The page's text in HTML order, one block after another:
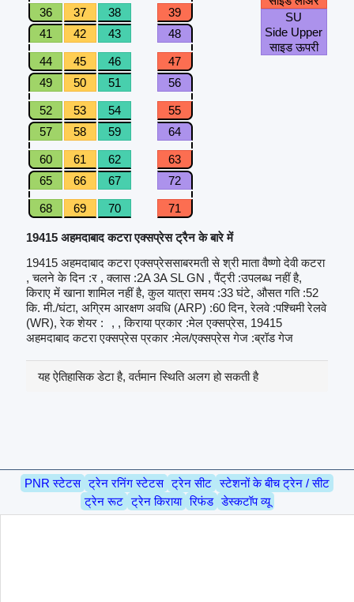
36 37 38
39
41
42 43 48
44 45 46
47
49
50 51 56
52 53 54
55
57
58 59 64
60 61 62
63
65
66 67 72
68 69 70 71
SU
Side Upper
साइड ऊपरी
19415 अहमदाबाद कटरा एक्सप्रेस ट्रैन के बारे में
19415 अहमदाबाद कटरा एक्सप्रेससाबरमती से श्री माता वैष्णो देवी कटरा
, चलने के दिन :र , क्लास :2A 3A SL GN , पैंट्री :उपलब्ध नहीं है,
किराए में खाना शामिल नहीं है, कुल यात्रा समय :33 घंटे, औसत गति :52
कि. मी./घंटा, अग्रिम आरक्षण अवधि (ARP) :60 दिन, रेलवे :पश्चिमी रेलवे
(WR), रेक शेयर :
, , किराया प्रकार :मेल एक्सप्रेस, 19415
अहमदाबाद कटरा एक्सप्रेस प्रकार :मेल/एक्सप्रेस गेज :ब्रॉड गेज
यह ऐतिहासिक डेटा है, वर्तमान स्थिति अलग हो सकती है
PNR स्टेटस ट्रेन रनिंग स्टेटस ट्रेन सीट स्टेशनों के बीच ट्रेन / सीट
ट्रेन रूट ट्रेन किराया रिफंड डेस्कटॉप व्यू